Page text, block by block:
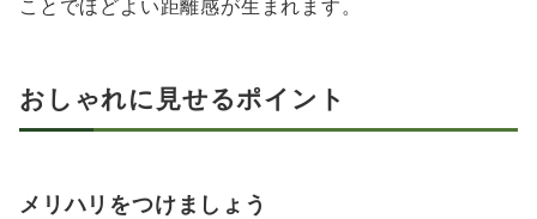
ことでほどよい距離感が生まれます。
おしゃれに見せるポイント
メリハリをつけましょう